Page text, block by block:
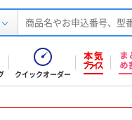
クイックオーダー